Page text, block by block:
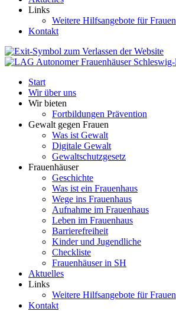
Links
Weitere Hilfsangebote für Frauen
Kontakt
Start
Wir über uns
Wir bieten
Fortbildungen Prävention
Gewalt gegen Frauen
Was ist Gewalt
Digitale Gewalt
Gewaltschutzgesetz
Frauenhäuser
Geschichte
Was ist ein Frauenhaus
Wege ins Frauenhaus
Aufnahme im Frauenhaus
Leben im Frauenhaus
Barrierefreiheit
Kinder und Jugendliche
Checkliste
Frauenhäuser in SH
Aktuelles
Links
Weitere Hilfsangebote für Frauen
Kontakt